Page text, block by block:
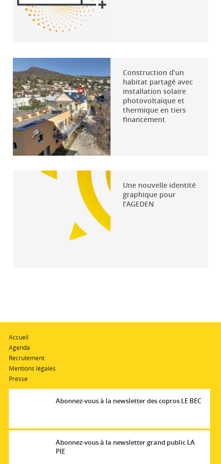
Construction d’un
habitat partagé avec
installation solaire
photovoltaïque et
thermique en tiers
financement
Une nouvelle identité
graphique pour
l’AGEDEN
Accueil
Agenda
Recrutement
Mentions légales
Presse
Abonnez-vous à la newsletter des copros LE BEC
Abonnez-vous à la newsletter grand public LA
PIE